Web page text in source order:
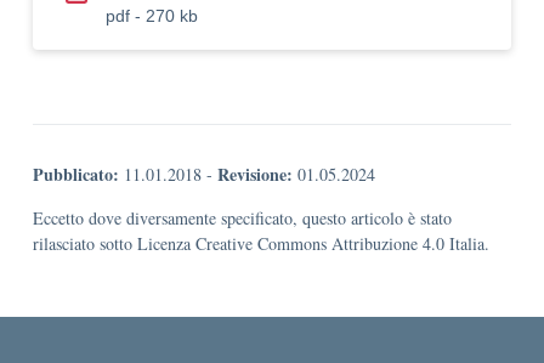
pdf - 270 kb
Pubblicato: 11.01.2018 - Revisione: 01.05.2024
Eccetto dove diversamente specificato, questo articolo è stato
rilasciato sotto Licenza Creative Commons Attribuzione 4.0 Italia.